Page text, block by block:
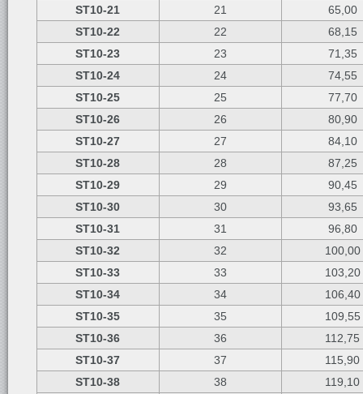
ST10-21
21
65,00
ST10-22
22
68,15
ST10-23
23
71,35
ST10-24
24
74,55
ST10-25
25
77,70
ST10-26
26
80,90
ST10-27
27
84,10
ST10-28
28
87,25
ST10-29
29
90,45
ST10-30
30
93,65
ST10-31
31
96,80
ST10-32
32
100,00
ST10-33
33
103,20
ST10-34
34
106,40
ST10-35
35
109,55
ST10-36
36
112,75
ST10-37
37
115,90
ST10-38 38
119,10